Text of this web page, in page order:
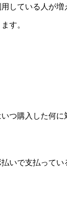
している人が増
す。
いつ購入した何
いで支払ってい